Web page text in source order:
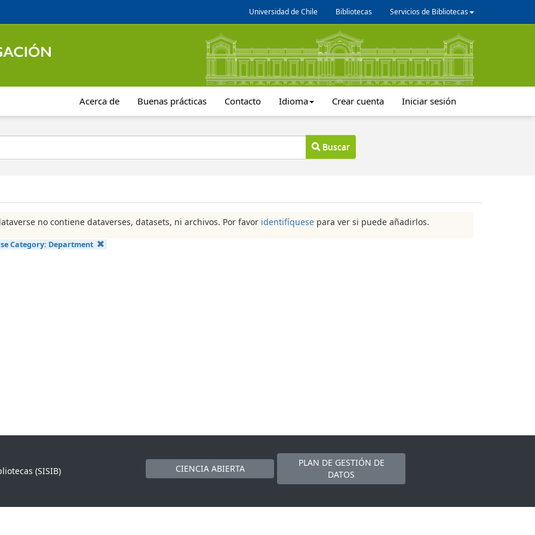
Universidad de Chile Bibliotecas Servicios de Bibliotecas
Acerca de Buenas prácticas Contacto Idioma Crear cuenta Iniciar sesión
Buscar
no contiene dataverses, datasets, ni archivos. Por favor identifíquese para ver si puede añadirlos.
Category: Department
(SISIB)
CIENCIA ABIERTA
PLAN DE GESTIÓN DE
DATOS